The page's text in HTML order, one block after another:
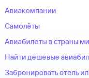
Авиакомпании
Самолёты
Авиабилеты в страны
Найти дешевые
Забронировать отель